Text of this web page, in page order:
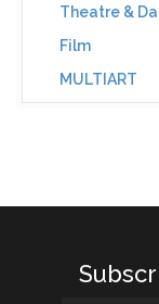
Theatre &
Film
MULTIART